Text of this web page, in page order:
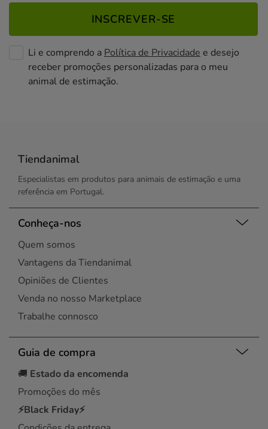
INSCREVER-SE
Li e comprendo a Política de Privacidade e desejo
receber promoções personalizadas para o meu
animal de estimação.
Tiendanimal
Especialistas em produtos para animais de estimação e uma
referência em Portugal.
Conheça-nos
Quem somos
Vantagens da Tiendanimal
Opiniões de Clientes
Venda no nosso Marketplace
Trabalhe connosco
Guia de compra
🚚 Estado da encomenda
Promoções do mês
⚡Black Friday⚡